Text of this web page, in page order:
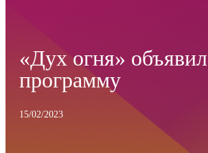
«Дух огня» объявил
программу
15/02/2023